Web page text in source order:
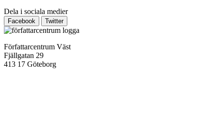
Dela i sociala medier
Facebook Twitter
Författarcentrum Väst
Fjällgatan 29
413 17 Göteborg